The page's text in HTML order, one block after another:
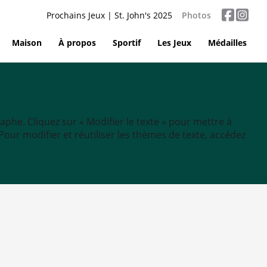
Prochains Jeux | St. John's 2025 Photos
Maison À propos Sportif Les Jeux Médailles
Cliquez sur « Modifier le texte » pour mettre à
modifier et réutiliser les thèmes de texte, accédez